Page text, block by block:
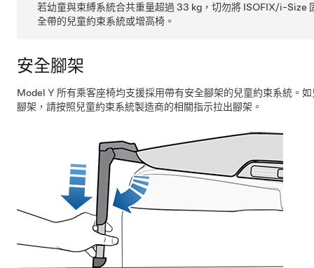
若幼童與束縛系統合共重量超過 33 kg，切勿將 ISOFIX/i-Size
全帶的兒童約束系統或增高椅。
安全腳架
Model Y 所有乘客座椅均支援採用帶有安全腳架的兒童約束系統。
腳架，請按照兒童約束系統製造商的相關指示拉出腳架。